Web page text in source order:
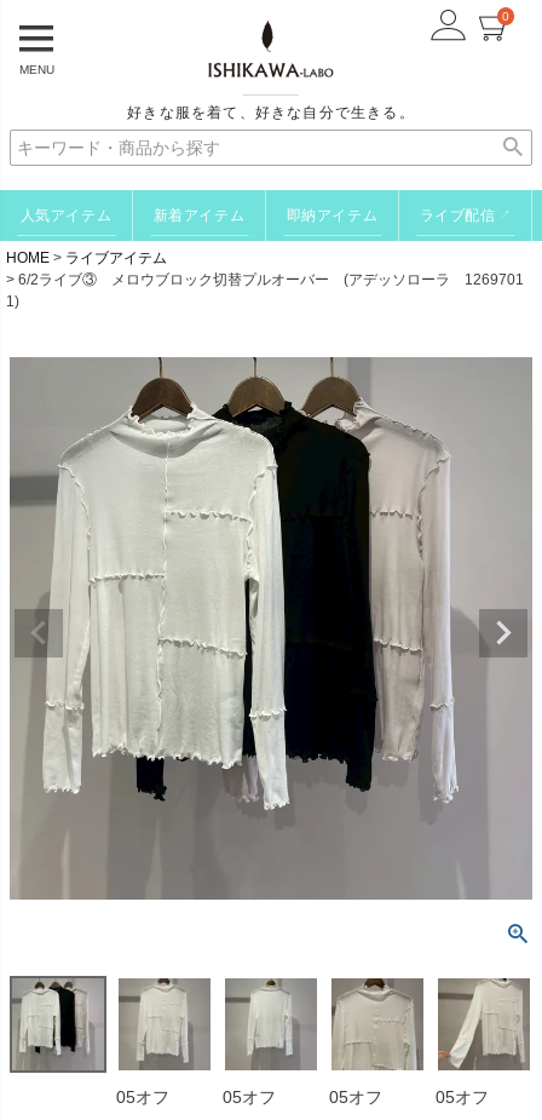
MENU
好きな服を着て、好きな自分で生きる。
0
人気アイテム 新着アイテム 即納アイテム ライブ配信 ↗
HOME
ライブアイテム
6/2ライブ③ メロウブロック切替プルオーバー (アデッソローラ 1269701
1)
05オフ 05オフ 05オフ 05オフ